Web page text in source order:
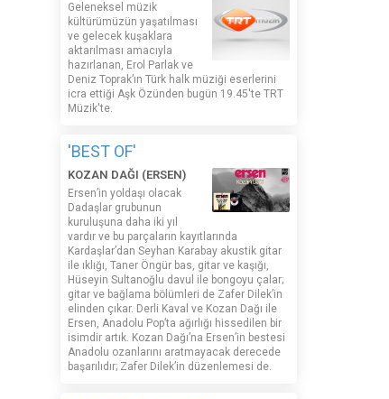
Geleneksel müzik
kültürümüzün yaşatılması
ve gelecek kuşaklara
aktarılması amacıyla
hazırlanan, Erol Parlak ve
Deniz Toprak’ın Türk halk müziği eserlerini
icra ettiği Aşk Özünden bugün 19.45'te TRT
Müzik'te.
'BEST OF'
KOZAN DAĞI (ERSEN)
Ersen’in yoldaşı olacak
Dadaşlar grubunun
kuruluşuna daha iki yıl
vardır ve bu parçaların kayıtlarında
Kardaşlar’dan Seyhan Karabay akustik gitar
ile ıklığı, Taner Öngür bas, gitar ve kaşığı,
Hüseyin Sultanoğlu davul ile bongoyu çalar;
gitar ve bağlama bölümleri de Zafer Dilek’in
elinden çıkar. Derli Kaval ve Kozan Dağı ile
Ersen, Anadolu Pop’ta ağırlığı hissedilen bir
isimdir artık. Kozan Dağı’na Ersen’in bestesi
Anadolu ozanlarını aratmayacak derecede
başarılıdır; Zafer Dilek’in düzenlemesi de.